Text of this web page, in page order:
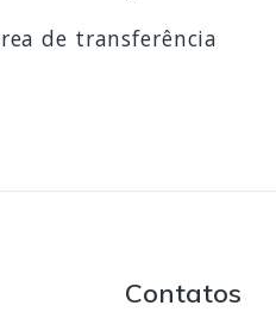
de transferência
Contatos